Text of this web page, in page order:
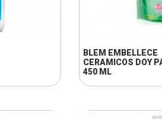
+ INFO
BLEM EMBELLECE
CERAMICOS DOY
450 ML